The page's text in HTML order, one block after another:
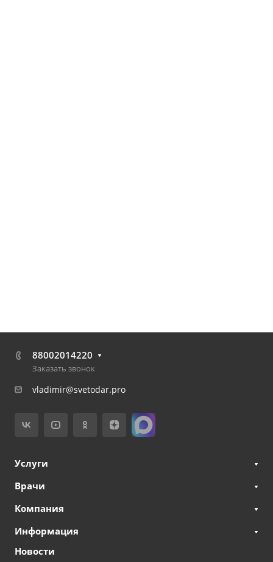
88002014220
Заказать звонок
vladimir@svetodar.pro
Услуги
Врачи
Компания
Информация
Новости